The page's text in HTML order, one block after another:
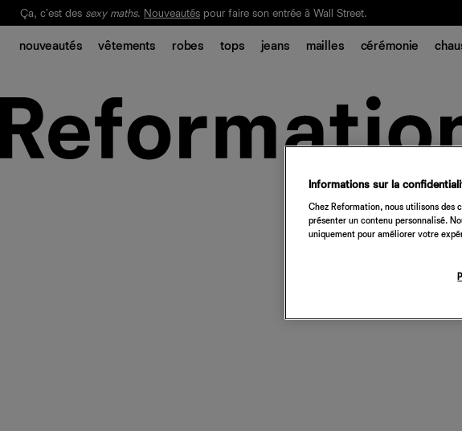
Notre Bilan Responsable 2025 est ici. Lisez-le
Ça, c'est des sexy maths. Nouveautés pour faire son entrée à Wall Street.
nouveautés vêtements robes tops jeans mailles cérémonie
Informations sur la
Chez Reformation, nous utilisons des
présenter un contenu personnalisé.
uniquement pour améliorer votre